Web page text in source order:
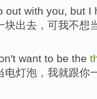
out with you, but I
块出去 ， 可我不想
want to be the
电灯泡 ， 我就跟你